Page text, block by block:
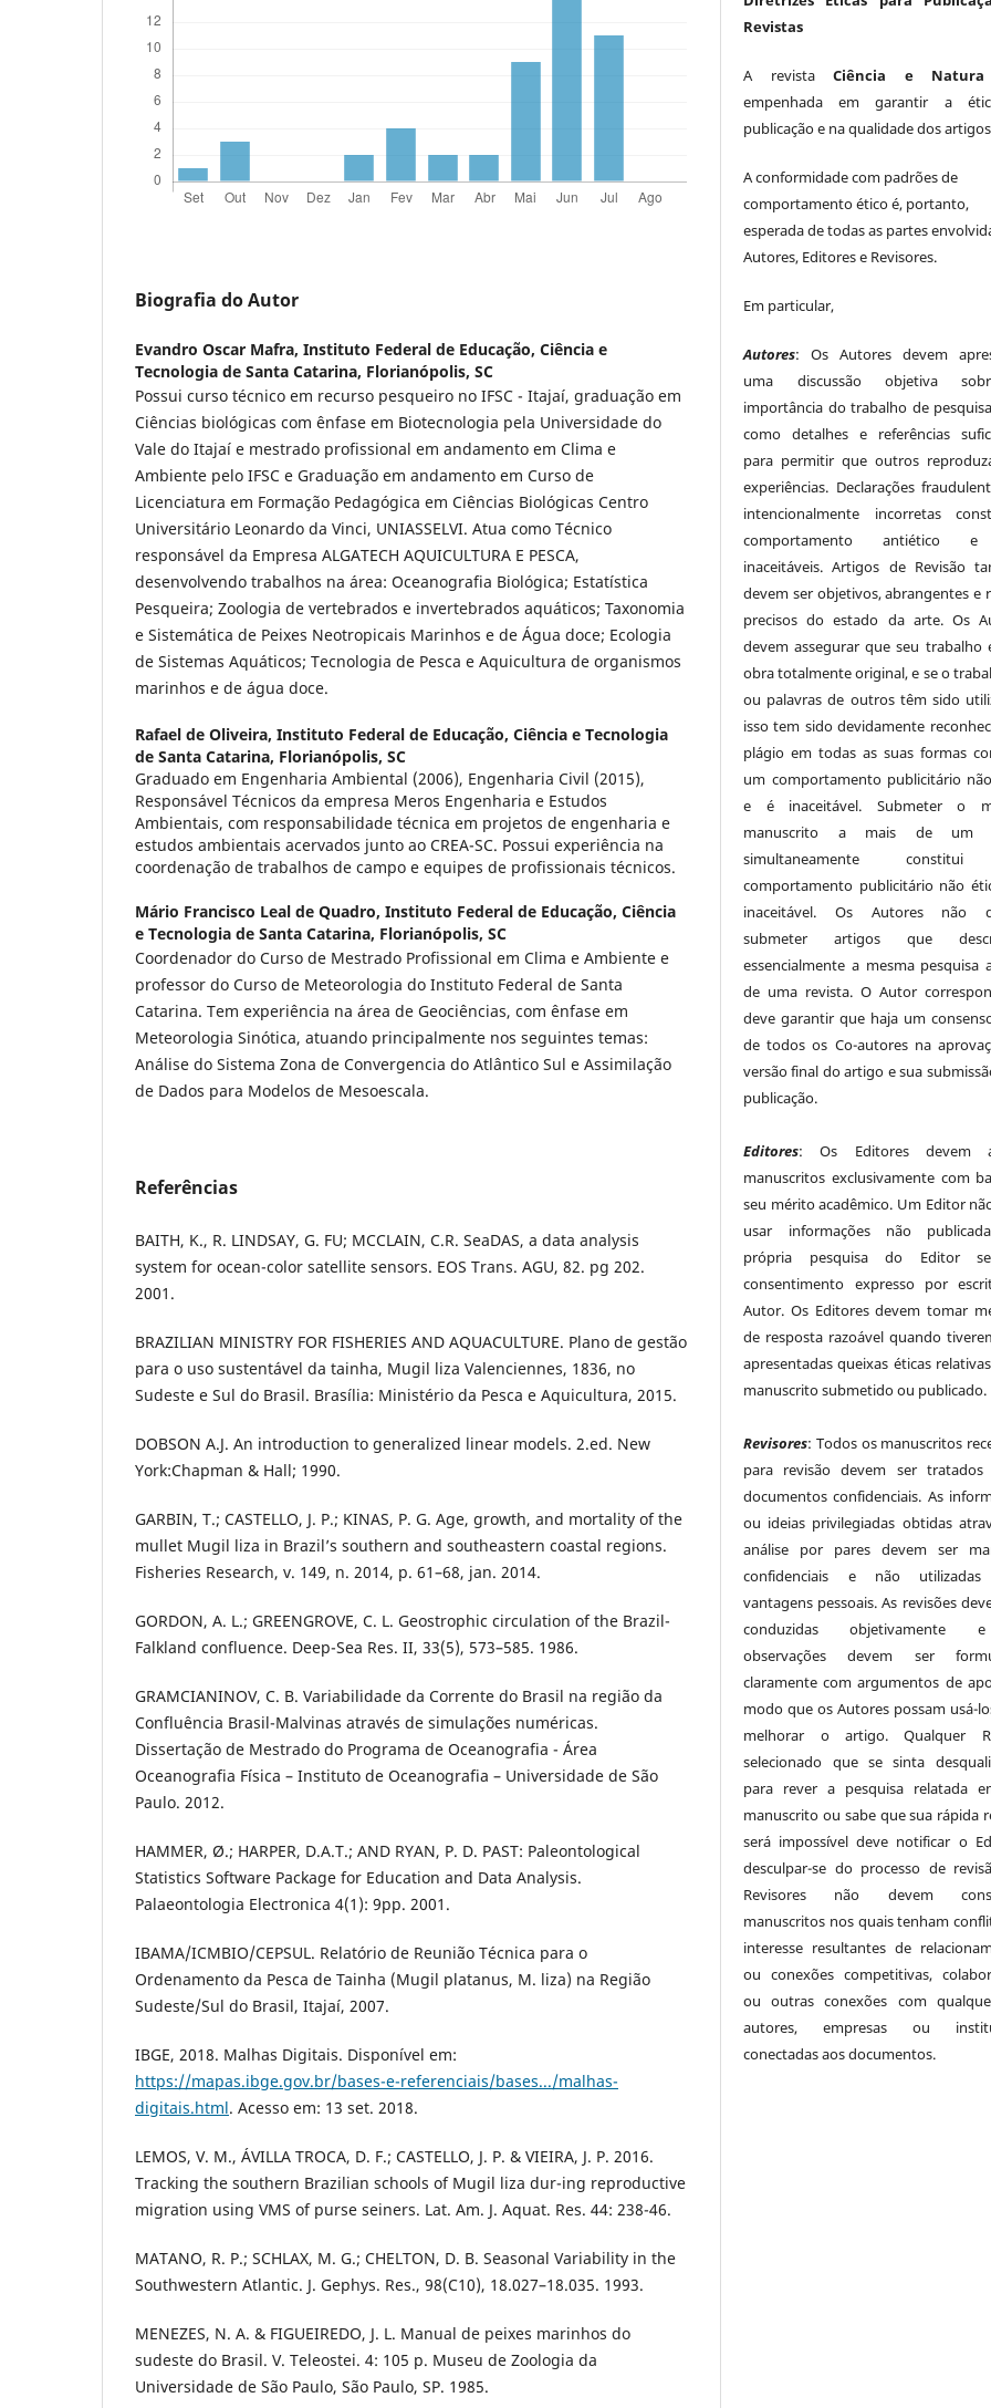
Biografia do Autor
Evandro Oscar Mafra, Instituto Federal de Educação, Ciência e
Tecnologia de Santa Catarina, Florianópolis, SC
Possui curso técnico em recurso pesqueiro no IFSC - Itajaí, graduação em
Ciências biológicas com ênfase em Biotecnologia pela Universidade do
Vale do Itajaí e mestrado profissional em andamento em Clima e
Ambiente pelo IFSC e Graduação em andamento em Curso de
Licenciatura em Formação Pedagógica em Ciências Biológicas Centro
Universitário Leonardo da Vinci, UNIASSELVI. Atua como Técnico
responsável da Empresa ALGATECH AQUICULTURA E PESCA,
desenvolvendo trabalhos na área: Oceanografia Biológica; Estatística
Pesqueira; Zoologia de vertebrados e invertebrados aquáticos; Taxonomia
e Sistemática de Peixes Neotropicais Marinhos e de Água doce; Ecologia
de Sistemas Aquáticos; Tecnologia de Pesca e Aquicultura de organismos
marinhos e de água doce.
Rafael de Oliveira, Instituto Federal de Educação, Ciência e Tecnologia
de Santa Catarina, Florianópolis, SC
Graduado em Engenharia Ambiental (2006), Engenharia Civil (2015),
Responsável Técnicos da empresa Meros Engenharia e Estudos
Ambientais, com responsabilidade técnica em projetos de engenharia e
estudos ambientais acervados junto ao CREA-SC. Possui experiência na
coordenação de trabalhos de campo e equipes de profissionais técnicos.
Mário Francisco Leal de Quadro, Instituto Federal de Educação, Ciência
e Tecnologia de Santa Catarina, Florianópolis, SC
Coordenador do Curso de Mestrado Profissional em Clima e Ambiente e
professor do Curso de Meteorologia do Instituto Federal de Santa
Catarina. Tem experiência na área de Geociências, com ênfase em
Meteorologia Sinótica, atuando principalmente nos seguintes temas:
Análise do Sistema Zona de Convergencia do Atlântico Sul e Assimilação
de Dados para Modelos de Mesoescala.
Referências
BAITH, K., R. LINDSAY, G. FU; MCCLAIN, C.R. SeaDAS, a data analysis
system for ocean-color satellite sensors. EOS Trans. AGU, 82. pg 202.
2001.
BRAZILIAN MINISTRY FOR FISHERIES AND AQUACULTURE. Plano de gestão
para o uso sustentável da tainha, Mugil liza Valenciennes, 1836, no
Sudeste e Sul do Brasil. Brasília: Ministério da Pesca e Aquicultura, 2015.
DOBSON A.J. An introduction to generalized linear models. 2.ed. New
York:Chapman & Hall; 1990.
GARBIN, T.; CASTELLO, J. P.; KINAS, P. G. Age, growth, and mortality of the
mullet Mugil liza in Brazil’s southern and southeastern coastal regions.
Fisheries Research, v. 149, n. 2014, p. 61–68, jan. 2014.
GORDON, A. L.; GREENGROVE, C. L. Geostrophic circulation of the Brazil-
Falkland confluence. Deep-Sea Res. II, 33(5), 573–585. 1986.
GRAMCIANINOV, C. B. Variabilidade da Corrente do Brasil na região da
Confluência Brasil-Malvinas através de simulações numéricas.
Dissertação de Mestrado do Programa de Oceanografia - Área
Oceanografia Física – Instituto de Oceanografia – Universidade de São
Paulo. 2012.
HAMMER, Ø.; HARPER, D.A.T.; AND RYAN, P. D. PAST: Paleontological
Statistics Software Package for Education and Data Analysis.
Palaeontologia Electronica 4(1): 9pp. 2001.
IBAMA/ICMBIO/CEPSUL. Relatório de Reunião Técnica para o
Ordenamento da Pesca de Tainha (Mugil platanus, M. liza) na Região
Sudeste/Sul do Brasil, Itajaí, 2007.
IBGE, 2018. Malhas Digitais. Disponível em:
https://mapas.ibge.gov.br/bases-e-referenciais/bases.../malhas-
digitais.html. Acesso em: 13 set. 2018.
LEMOS, V. M., ÁVILLA TROCA, D. F.; CASTELLO, J. P. & VIEIRA, J. P. 2016.
Tracking the southern Brazilian schools of Mugil liza dur-ing reproductive
migration using VMS of purse seiners. Lat. Am. J. Aquat. Res. 44: 238-46.
MATANO, R. P.; SCHLAX, M. G.; CHELTON, D. B. Seasonal Variability in the
Southwestern Atlantic. J. Gephys. Res., 98(C10), 18.027–18.035. 1993.
MENEZES, N. A. & FIGUEIREDO, J. L. Manual de peixes marinhos do
sudeste do Brasil. V. Teleostei. 4: 105 p. Museu de Zoologia da
Universidade de São Paulo, São Paulo, SP. 1985.
Revistas
A revistaCiência e Natura
empenhada em garantir a
publicação e na qualidade dos
A conformidade com padrões de
comportamento ético é, portanto,
esperada de todas as partes
Autores, Editores e Revisores.
Em particular,
Autores: Os Autores devem
uma discussão objetiva
importância do trabalho de
como detalhes e referências
para permitir que outros
experiências. Declarações
intencionalmente incorretas
comportamento antiético
inaceitáveis. Artigos de Revisão
devem ser objetivos, abrangentes e
precisos do estado da arte. Os
devem assegurar que seu trabalho
obra totalmente original, e se o
ou palavras de outros têm sido
isso tem sido devidamente
plágio em todas as suas formas
um comportamento publicitário
e é inaceitável. Submeter o
manuscrito a mais de um
simultaneamente
comportamento publicitário não
inaceitável. Os Autores não
submeter artigos que
essencialmente a mesma pesquisa
de uma revista. O Autor
deve garantir que haja um
de todos os Co-autores na
versão final do artigo e sua
publicação.
Editores: Os Editores devem
manuscritos exclusivamente com
seu mérito acadêmico. Um Editor
usar informações não
própria pesquisa do Editor
consentimento expresso por
Autor. Os Editores devem tomar
de resposta razoável quando
apresentadas queixas éticas
manuscrito submetido ou publicado.
Revisores: Todos os manuscritos
para revisão devem ser tratados
documentos confidenciais. As
ou ideias privilegiadas obtidas
análise por pares devem ser
confidenciais e não
vantagens pessoais. As revisões
conduzidas objetivamente
observações devem ser
claramente com argumentos de
modo que os Autores possam usá-
melhorar o artigo. Qualquer
selecionado que se sinta
para rever a pesquisa relatada
manuscrito ou sabe que sua rápida
será impossível deve notificar o
desculpar-se do processo de
Revisores não devem
manuscritos nos quais tenham
interesse resultantes de
ou conexões competitivas,
ou outras conexões com
autores, empresas ou
conectadas aos documentos.